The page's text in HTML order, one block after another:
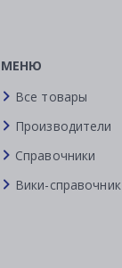
МЕНЮ
Все товары
Производители
Справочники
Вики-справочник